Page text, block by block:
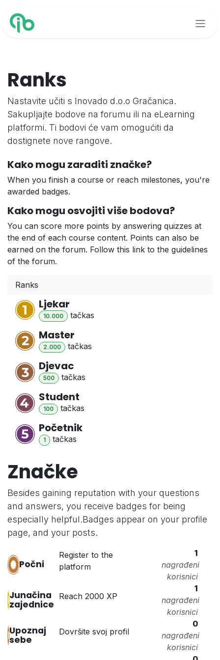
Ranks
Nastavite učiti s Inovado d.o.o Gračanica.
Sakupljajte bodove na forumu ili na eLearning
platformi. Ti bodovi će vam omogućiti da
dostignete nove rangove.
Kako mogu zaraditi značke?
When you finish a course or reach milestones, you're
awarded badges.
Kako mogu osvojiti više bodova?
You can score more points by answering quizzes at
the end of each course content. Points can also be
earned on the forum. Follow this link to the guidelines
of the forum.
Ranks
Ljekar
10.000 tačkas
Master
2.000 tačkas
Djevac
500 tačkas
Student
100 tačkas
Početnik
1 tačkas
Značke
Besides gaining reputation with your questions
and answers, you receive badges for being
especially helpful.Badges appear on your profile
page, and your posts.
Počni
Register to the
platform
1
nagrađeni
korisnici
Junačina
zajednice
Reach 2000 XP
1
nagrađeni
korisnici
Upoznaj
sebe
Dovršite svoj profil
0
nagrađeni
korisnici